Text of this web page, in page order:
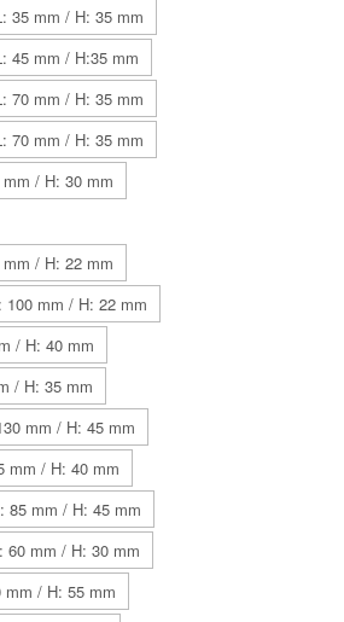
35 mm / H: 35 mm
45 mm / H:35 mm
70 mm / H: 35 mm
70 mm / H: 35 mm
/ H: 30 mm
/ H: 22 mm
100 mm / H: 22 mm
/ H: 40 mm
/ H: 35 mm
mm / H: 45 mm
mm / H: 40 mm
85 mm / H: 45 mm
60 mm / H: 30 mm
mm / H: 55 mm